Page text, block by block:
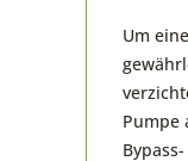
Um
Pumpe